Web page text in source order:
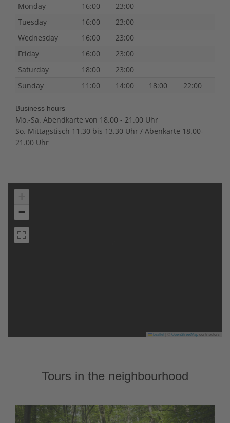
Monday
16:00
23:00
Tuesday
16:00
23:00
Wednesday
16:00
23:00
Friday
16:00
23:00
Saturday
18:00
23:00
Sunday
11:00 14:00 18:00 22:00
Business hours
Mo.-Sa. Abendkarte von 18.00 - 21.00 Uhr
So. Mittagstisch 11.30 bis 13.30 Uhr / Abenkarte 18.00-
21.00 Uhr
−
Leaflet OpenStreetMapcontributors
Tours in the neighbourhood